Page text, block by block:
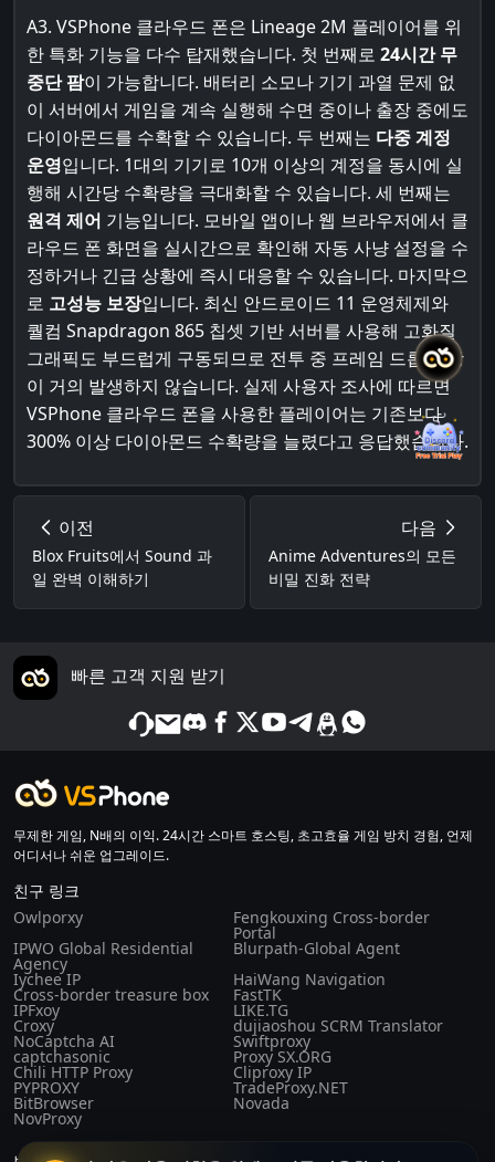
A3. VSPhone 클라우드 폰은 Lineage 2M 플레이어를 위
한 특화 기능을 다수 탑재했습니다. 첫 번째로 24시간 무
중단 팜이 가능합니다. 배터리 소모나 기기 과열 문제 없
이 서버에서 게임을 계속 실행해 수면 중이나 출장 중에도
다이아몬드를 수확할 수 있습니다. 두 번째는 다중 계정
운영입니다. 1대의 기기로 10개 이상의 계정을 동시에 실
행해 시간당 수확량을 극대화할 수 있습니다. 세 번째는
원격 제어 기능입니다. 모바일 앱이나 웹 브라우저에서 클
라우드 폰 화면을 실시간으로 확인해 자동 사냥 설정을 수
정하거나 긴급 상황에 즉시 대응할 수 있습니다. 마지막으
로 고성능 보장입니다. 최신 안드로이드 11 운영체제와
퀄컴 Snapdragon 865 칩셋 기반 서버를 사용해 고화질
그래픽도 부드럽게 구동되므로 전투 중 프레임 드롭 현상
이 거의 발생하지 않습니다. 실제 사용자 조사에 따르면
VSPhone 클라우드 폰을 사용한 플레이어는 기존보다
300% 이상 다이아몬드 수확량을 늘렸다고 응답했습니다.
이전
Blox Fruits에서 Sound 과
일 완벽 이해하기
다음
Anime Adventures의 모든
비밀 진화 전략
빠른 고객 지원 받기
무제한 게임, N배의 이익. 24시간 스마트 호스팅, 초고효율 게임 방치 경험, 언제
어디서나 쉬운 업그레이드.
친구 링크
Owlporxy
Fengkouxing Cross-border
Portal
IPWO Global Residential
Agency
Blurpath-Global Agent
Iychee IP
HaiWang Navigation
Cross-border treasure box FastTK
IPFxoy LIKE.TG
Croxy dujiaoshou SCRM Translator
NoCaptcha AI Swiftproxy
captchasonic Proxy SX.ORG
Chili HTTP Proxy Cliproxy IP
PYPROXY TradeProxy.NET
BitBrowser Novada
NovProxy